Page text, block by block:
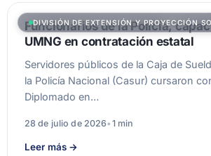
DIVISIÓN DE EXTENSIÓN Y PROYECCIÓN
Funcionarios de la Policía,
UMNG en contratación estatal
Servidores públicos de la Caja de
la Policía Nacional (Casur) cursaron
Diplomado en…
28 de julio de 2026• 1 min
Leer más →